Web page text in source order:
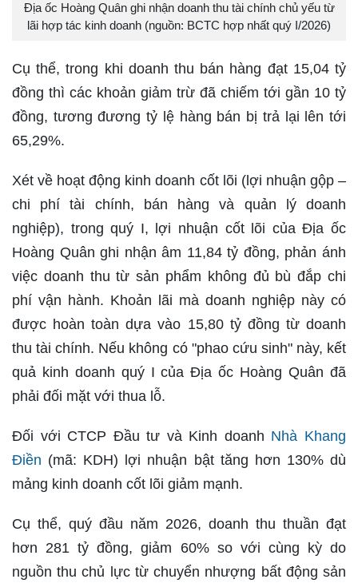
Địa ốc Hoàng Quân ghi nhận doanh thu tài chính chủ yếu từ
lãi hợp tác kinh doanh (nguồn: BCTC hợp nhất quý I/2026)
Cụ thể, trong khi doanh thu bán hàng đạt 15,04 tỷ
đồng thì các khoản giảm trừ đã chiếm tới gần 10 tỷ
đồng, tương đương tỷ lệ hàng bán bị trả lại lên tới
65,29%.
Xét về hoạt động kinh doanh cốt lõi (lợi nhuận gộp –
chi phí tài chính, bán hàng và quản lý doanh
nghiệp), trong quý I, lợi nhuận cốt lõi của Địa ốc
Hoàng Quân ghi nhận âm 11,84 tỷ đồng, phản ánh
việc doanh thu từ sản phẩm không đủ bù đắp chi
phí vận hành. Khoản lãi mà doanh nghiệp này có
được hoàn toàn dựa vào 15,80 tỷ đồng từ doanh
thu tài chính. Nếu không có "phao cứu sinh" này, kết
quả kinh doanh quý I của Địa ốc Hoàng Quân đã
phải đối mặt với thua lỗ.
Đối với CTCP Đầu tư và Kinh doanh Nhà Khang
Điền (mã: KDH) lợi nhuận bật tăng hơn 130% dù
mảng kinh doanh cốt lõi giảm mạnh.
Cụ thể, quý đầu năm 2026, doanh thu thuần đạt
hơn 281 tỷ đồng, giảm 60% so với cùng kỳ do
nguồn thu chủ lực từ chuyển nhượng bất động sản